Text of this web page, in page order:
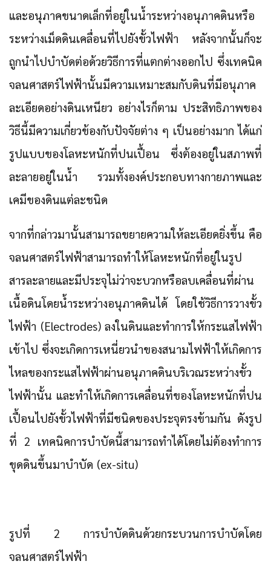
และอนุภาคขนาดเล็กที่อยู่ในน้ำระหว่างอนุภาคดินหรือ
ระหว่างเม็ดดินเคลื่อนที่ไปยังขั้วไฟฟ้า หลังจากนั้นก็จะ
ถูกนำไปบำบัดต่อด้วยวิธีการที่แตกต่างออกไป ซึ่งเทคนิค
จลนศาสตร์ไฟฟ้านั้นมีความเหมาะสมกับดินที่มีอนุภาค
ละเอียดอย่างดินเหนียว อย่างไรก็ตาม ประสิทธิภาพของ
วิธีนี้มีความเกี่ยวข้องกับปัจจัยต่าง ๆ เป็นอย่างมาก ได้แก่
รูปแบบของโลหะหนักที่ปนเปื้อน ซึ่งต้องอยู่ในสภาพที่
ละลายอยู่ในน้ำ รวมทั้งองค์ประกอบทางกายภาพและ
เคมีของดินแต่ละชนิด
จากที่กล่าวมานั้นสามารถขยายความให้ละเอียดยิ่งขึ้น คือ
จลนศาสตร์ไฟฟ้าสามารถทำให้โลหะหนักที่อยู่ในรูป
สารละลายและมีประจุไม่ว่าจะบวกหรือลบเคลื่อนที่ผ่าน
เนื้อดินโดยน้ำระหว่างอนุภาคดินได้ โดยใช้วิธีการวางขั้ว
ไฟฟ้า (Electrodes) ลงในดินและทำการให้กระแสไฟฟ้า
เข้าไป ซึ่งจะเกิดการเหนี่ยวนำของสนามไฟฟ้าให้เกิดการ
ไหลของกระแสไฟฟ้าผ่านอนุภาคดินบริเวณระหว่างขั้ว
ไฟฟ้านั้น และทำให้เกิดการเคลื่อนที่ของโลหะหนักที่ปน
เปื้อนไปยังขั้วไฟฟ้าที่มีชนิดของประจุตรงข้ามกัน ดังรูป
ที่ 2 เทคนิคการบำบัดนี้สามารถทำได้โดยไม่ต้องทำการ
ขุดดินขึ้นมาบำบัด (ex-situ)
รูปที่ 2 การบำบัดดินด้วยกระบวนการบำบัดโดย
จลนศาสตร์ไฟฟ้า